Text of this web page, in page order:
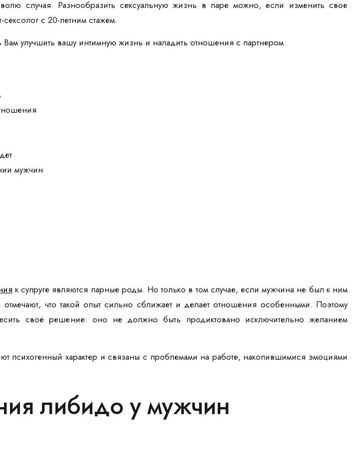
случая. Разнообразить сексуальную жизнь в паре можно, если изменить свое
с 20-летним стажем.
улучшить вашу интимную жизнь и наладить отношения с партнером.
мужчин
к супруге являются парные роды. Но только в том случае, если мужчина не был к ним
что такой опыт сильно сближает и делает отношения особенными. Поэтому
своё решение: оно не должно быть продиктовано исключительно желанием
психогенный характер и связаны с проблемами на работе, накопившимися эмоциями
либидо у мужчин